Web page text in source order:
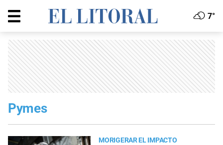
7°
Pymes
MORIGERAR EL IMPACTO